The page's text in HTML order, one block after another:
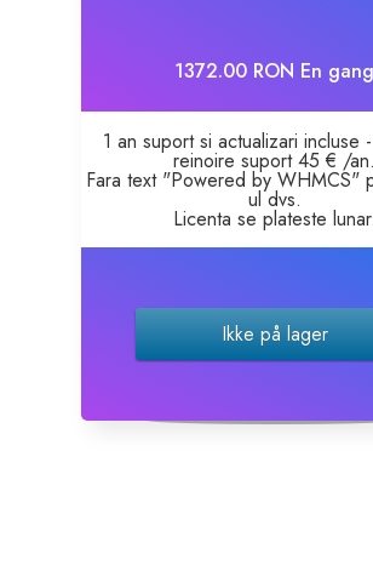
1372.00 RON En gang
1 an suport si actualizari incluse
reinoire suport 45 € /an.
Fara text "Powered by WHMCS"
ul dvs.
Licenta se plateste lunar.
Ikke på lager